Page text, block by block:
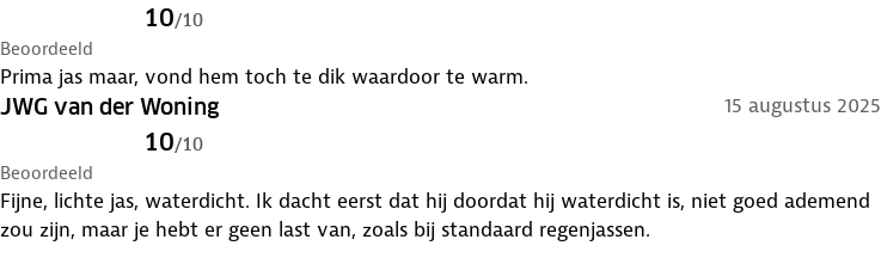
10/10
Beoordeeld
Prima jas maar, vond hem toch te dik waardoor te warm.
JWG van der Woning 15 augustus 2025
10/10
Beoordeeld
Fijne, lichte jas, waterdicht. Ik dacht eerst dat hij doordat hij waterdicht is, niet goed ademend
zou zijn, maar je hebt er geen last van, zoals bij standaard regenjassen.